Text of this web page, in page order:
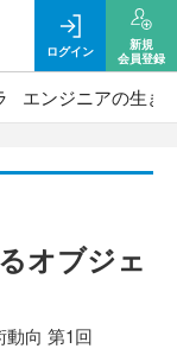
ログイン
新規
会員登録
エンジニアの生き
オブジェ
向 第1回